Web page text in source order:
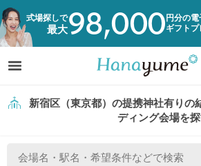
式場探しで
最大98,000 円分の
ギフトプ
新宿区（東京都）の提携神社有りの
ディング会場を